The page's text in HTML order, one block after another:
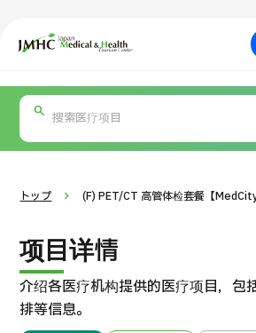
日本医疗健康雅旅中心（JMHC）
关于日本医疗
按部位・疾
病搜索
方法搜索
PICK UP PROGRAM
トップ (F) PET/CT 高管体检套餐【
项目详情
介绍各医疗机构提供的医疗项目，包
排等信息。